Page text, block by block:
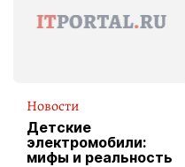
Новости
Детские
электромобили:
мифы и реальность